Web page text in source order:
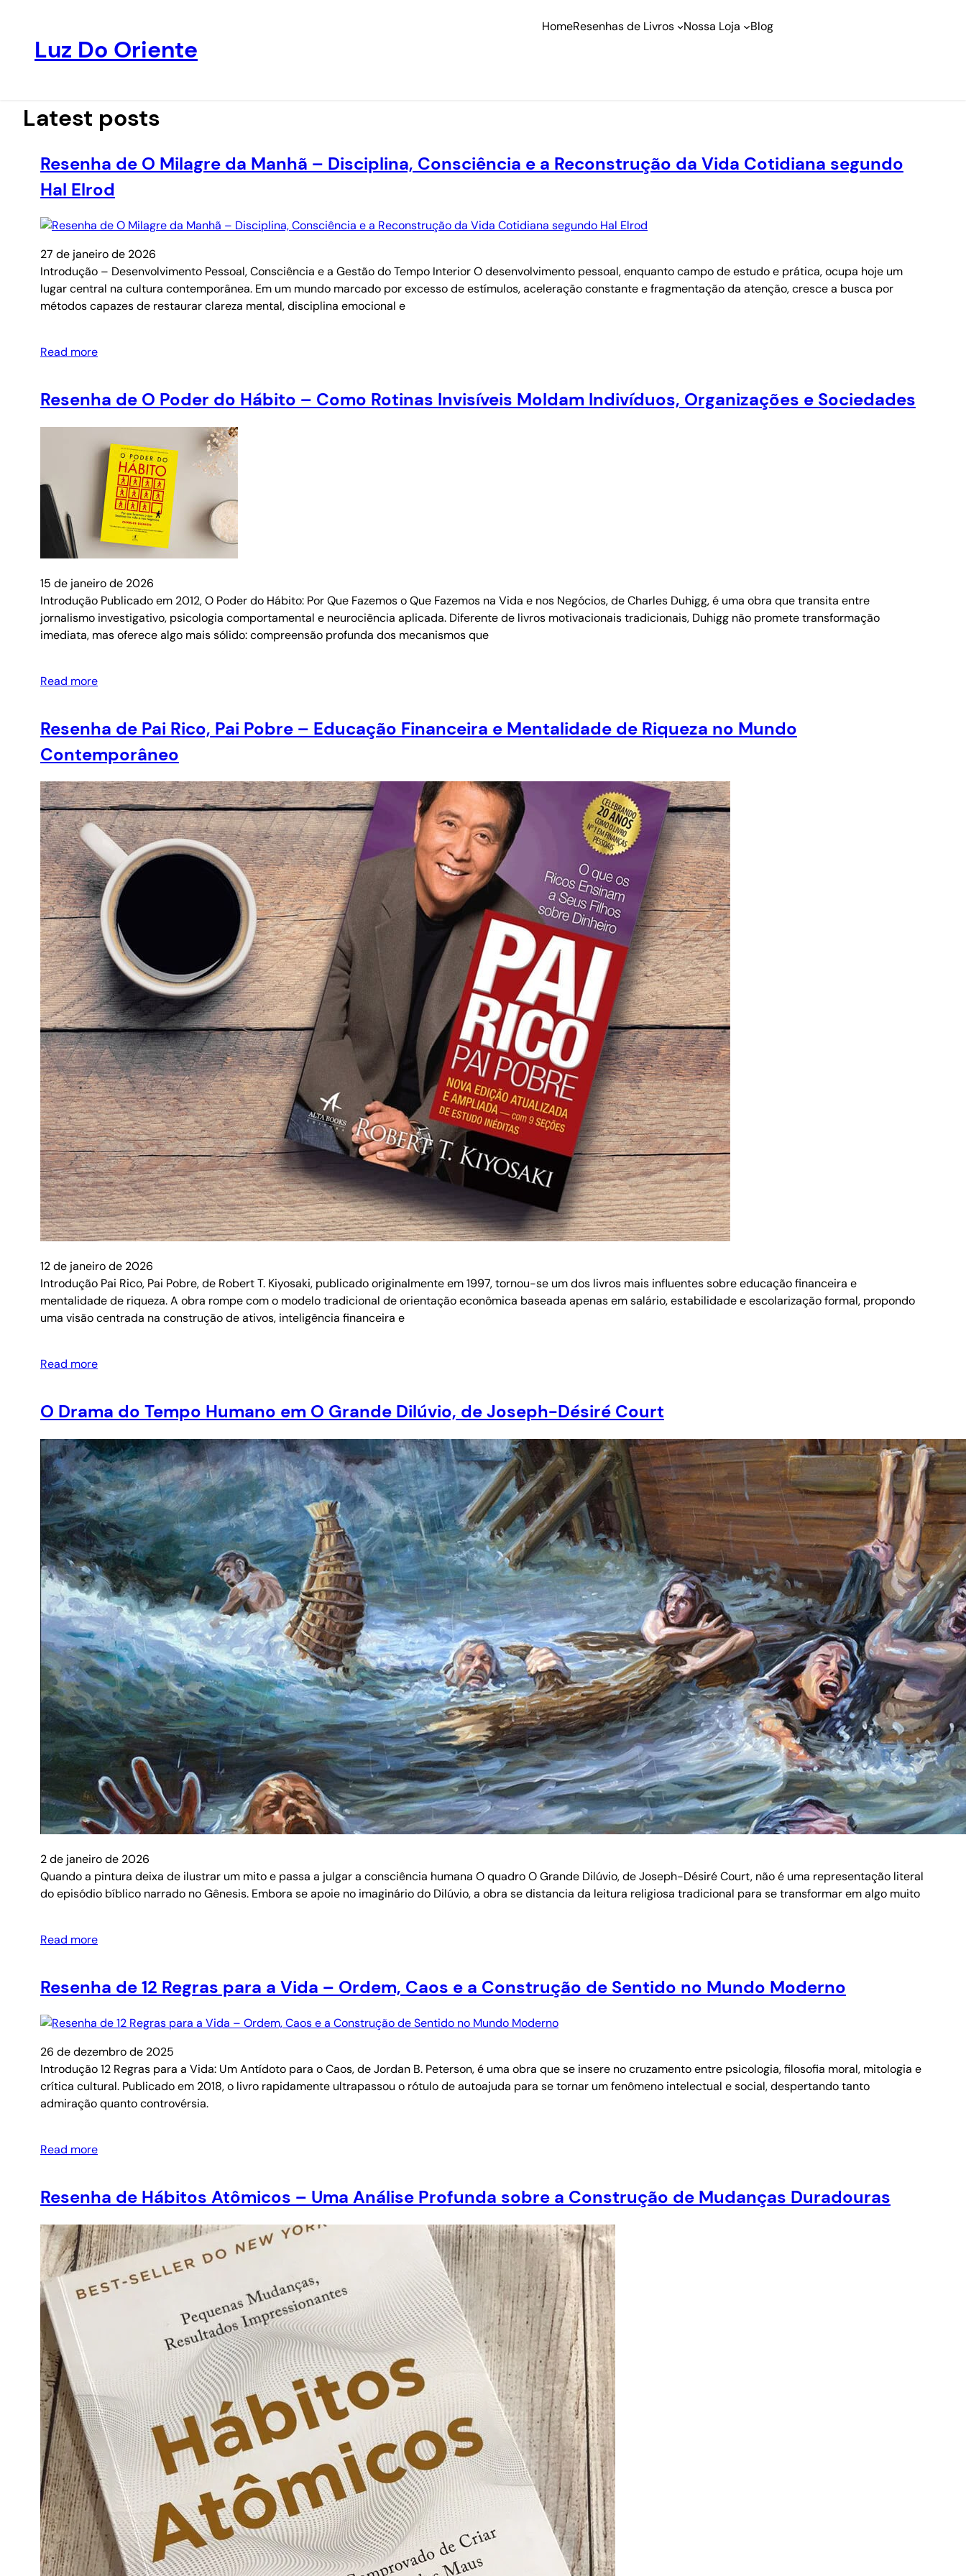
conteúdo
Luz Do Oriente
HomeResenhas de Livros Nossa Loja Blog
Latest posts
Resenha de O Milagre da Manhã – Disciplina, Consciência e a Reconstrução da Vida Cotidiana segundo
Hal Elrod
27 de janeiro de 2026
Introdução – Desenvolvimento Pessoal, Consciência e a Gestão do Tempo Interior O desenvolvimento pessoal, enquanto campo de estudo e prática, ocupa hoje um
lugar central na cultura contemporânea. Em um mundo marcado por excesso de estímulos, aceleração constante e fragmentação da atenção, cresce a busca por
métodos capazes de restaurar clareza mental, disciplina emocional e
Read more
Resenha de O Poder do Hábito – Como Rotinas Invisíveis Moldam Indivíduos, Organizações e Sociedades
15 de janeiro de 2026
Introdução Publicado em 2012, O Poder do Hábito: Por Que Fazemos o Que Fazemos na Vida e nos Negócios, de Charles Duhigg, é uma obra que transita entre
jornalismo investigativo, psicologia comportamental e neurociência aplicada. Diferente de livros motivacionais tradicionais, Duhigg não promete transformação
imediata, mas oferece algo mais sólido: compreensão profunda dos mecanismos que
Read more
Resenha de Pai Rico, Pai Pobre – Educação Financeira e Mentalidade de Riqueza no Mundo
Contemporâneo
12 de janeiro de 2026
Introdução Pai Rico, Pai Pobre, de Robert T. Kiyosaki, publicado originalmente em 1997, tornou-se um dos livros mais influentes sobre educação financeira e
mentalidade de riqueza. A obra rompe com o modelo tradicional de orientação econômica baseada apenas em salário, estabilidade e escolarização formal, propondo
uma visão centrada na construção de ativos, inteligência financeira e
Read more
O Drama do Tempo Humano em O Grande Dilúvio, de Joseph-Désiré Court
2 de janeiro de 2026
Quando a pintura deixa de ilustrar um mito e passa a julgar a consciência humana O quadro O Grande Dilúvio, de Joseph-Désiré Court, não é uma representação literal
do episódio bíblico narrado no Gênesis. Embora se apoie no imaginário do Dilúvio, a obra se distancia da leitura religiosa tradicional para se transformar em algo muito
Read more
Resenha de 12 Regras para a Vida – Ordem, Caos e a Construção de Sentido no Mundo Moderno
26 de dezembro de 2025
Introdução 12 Regras para a Vida: Um Antídoto para o Caos, de Jordan B. Peterson, é uma obra que se insere no cruzamento entre psicologia, filosofia moral, mitologia e
crítica cultural. Publicado em 2018, o livro rapidamente ultrapassou o rótulo de autoajuda para se tornar um fenômeno intelectual e social, despertando tanto
admiração quanto controvérsia.
Read more
Resenha de Hábitos Atômicos – Uma Análise Profunda sobre a Construção de Mudanças Duradouras